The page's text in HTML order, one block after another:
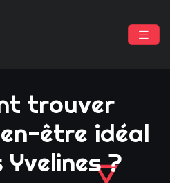
trouver
être idéal
?